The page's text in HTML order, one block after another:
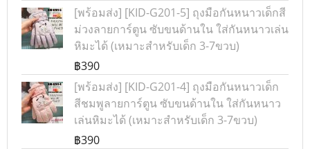
[พร้อมส่ง] [KID-G201-5] ถุงมือกันหนาวเด็กสี
ม่วงลายการ์ตูน ซับขนด้านใน ใส่กันหนาวเล่น
หิมะได้ (เหมาะสำหรับเด็ก 3-7ขวบ)
฿390
[พร้อมส่ง] [KID-G201-4] ถุงมือกันหนาวเด็ก
สีชมพูลายการ์ตูน ซับขนด้านใน ใส่กันหนาว
เล่นหิมะได้ (เหมาะสำหรับเด็ก 3-7ขวบ)
฿390